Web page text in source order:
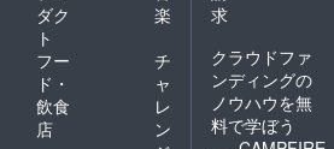
ダク
ト
楽
フー
ド・
飲食
店
チ
ャ
レ
ン
求
クラウドファ
ンディングの
ノウハウを無
料で学ぼう